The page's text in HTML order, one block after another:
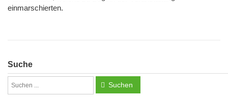
einmarschierten.
Suche
Suchen